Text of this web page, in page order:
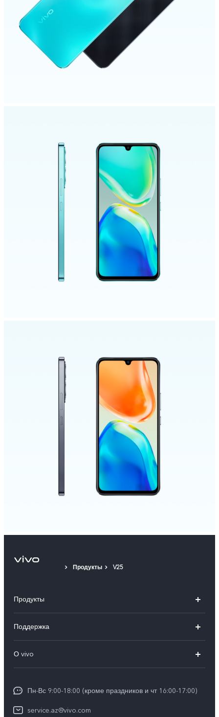
Продукты V25
Продукты
V30e 5G
V29 5G
Поддержка
Funtouch OS
Сервисные центры
IMEI аутентификация
О vivo
Пресс-центр
Юридическая информация
Пн-Вс 9:00-18:00 (кроме праздников и чт 16:00-17:00)
service.az@vivo.com